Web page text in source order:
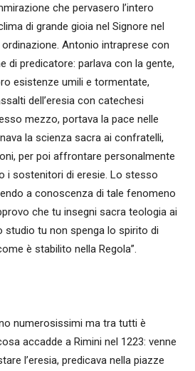
che pervasero l’intero
di grande gioia nel Signore nel
Antonio intraprese con
di predicatore: parlava con la gente,
esistenze umili e tormentate,
dell’eresia con catechesi
mezzo, portava la pace nelle
la scienza sacra ai confratelli,
per poi affrontare personalmente
i sostenitori di eresie. Lo stesso
a conoscenza di tale fenomeno
che tu insegni sacra teologia ai
studio tu non spenga lo spirito di
è stabilito nella Regola”.
numerosissimi ma tra tutti è
accadde a Rimini nel 1223: venne
l’eresia, predicava nella piazze